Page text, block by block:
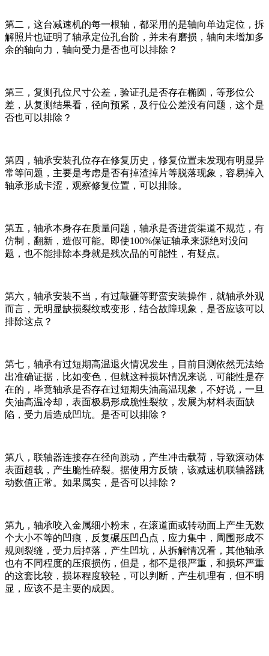
第二，这台减速机的每一根轴，都采用的是轴向单边定位，拆
解照片也证明了轴承定位孔台阶，并未有磨损，轴向未增加多
余的轴向力，轴向受力是否也可以排除？
第三，复测孔位尺寸公差，验证孔是否存在椭圆，等形位公
差，从复测结果看，径向预紧，及行位公差没有问题，这个是
否也可以排除？
第四，轴承安装孔位存在修复历史，修复位置未发现有明显异
常等问题，主要是考虑是否有掉渣掉片等脱落现象，容易掉入
轴承形成卡涩，观察修复位置，可以排除。
第五，轴承本身存在质量问题，轴承是否进货渠道不规范，有
仿制，翻新，造假可能。即使100%保证轴承来源绝对没问
题，也不能排除本身就是残次品的可能性，有疑点。
第六，轴承安装不当，有过敲砸等野蛮安装操作，就轴承外观
而言，无明显缺损裂纹或变形，结合故障现象，是否应该可以
排除这点？
第七，轴承有过短期高温退火情况发生，目前目测依然无法给
出准确证据，比如变色，但就这种损坏情况来说，可能性是存
在的，毕竟轴承是否存在过短期失油高温现象，不好说，一旦
失油高温冷却，表面极易形成脆性裂纹，发展为材料表面缺
陷，受力后造成凹坑。是否可以排除？
第八，联轴器连接存在径向跳动，产生冲击载荷，导致滚动体
表面超载，产生脆性碎裂。据使用方反馈，该减速机联轴器跳
动数值正常。如果属实，是否可以排除？
第九，轴承咬入金属细小粉末，在滚道面或转动面上产生无数
个大小不等的凹痕，反复碾压凹凸点，应力集中，周围形成不
规则裂缝，受力后掉落，产生凹坑，从拆解情况看，其他轴承
也有不同程度的压痕损伤，但是，都不是很严重，和损坏严重
的这套比较，损坏程度较轻，可以判断，产生机理有，但不明
显，应该不是主要的成因。